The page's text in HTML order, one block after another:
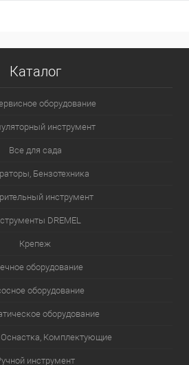
Каталог
оборудование
инструмент
Все для сада
Бензотехника
инструмент
DREMEL
Крепеж
оборудование
оборудование
оборудование
Оснастка, Комплектующие
инструмент